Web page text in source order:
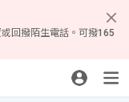
回撥陌生電話。可撥165